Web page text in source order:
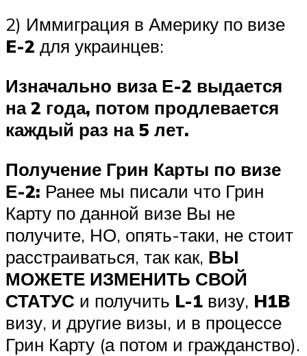
2) Иммиграция в Америку по визе
E-2 для украинцев:
Изначально виза Е-2 выдается
на 2 года, потом продлевается
каждый раз на 5 лет.
Получение Грин Карты по визе
Е-2: Ранее мы писали что Грин
Карту по данной визе Вы не
получите, НО, опять-таки, не стоит
расстраиваться, так как, ВЫ
МОЖЕТЕ ИЗМЕНИТЬ СВОЙ
СТАТУС и получить L-1 визу, H1B
визу, и другие визы, и в процессе
Грин Карту (а потом и гражданство).